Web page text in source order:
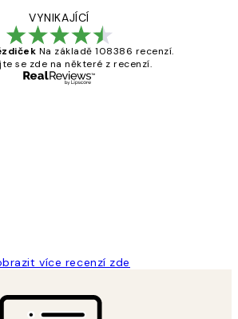
VYNIKAJÍCÍ
Na základě 108386 recenzí.
se zde na některé z recenzí.
více recenzí zde